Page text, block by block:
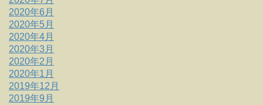
2020年6月
2020年5月
2020年4月
2020年3月
2020年2月
2020年1月
2019年12月
2019年9月